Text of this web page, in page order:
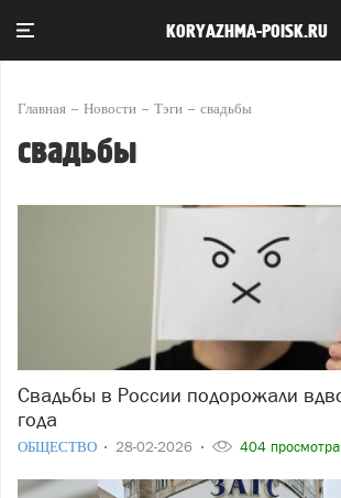
KORYAZHMA-POISK.RU
Главная Новости Тэги свадьбы
свадьбы
Свадьбы в России подорожали вдвое за четыре
года
ОБЩЕСТВО 28-02-2026 404 просмотра